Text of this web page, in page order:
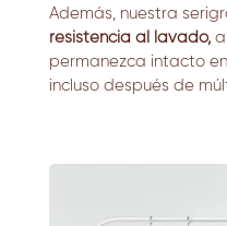
Además, nuestra
resistencia al lavado,
permanezca intacto
incluso después de